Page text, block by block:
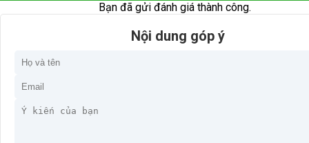
Bạn đã gửi đánh giá thành công.
Nội dung góp ý